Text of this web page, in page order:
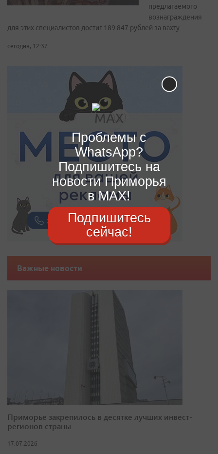
предлагаемого
вознаграждения
для этих специалистов достиг 189 847 рублей за вахту
сегодня, 12:37
Важные новости
Приморье закрепилось в десятке лучших инвест-
регионов страны
17.07.2026
Проблемы с
WhatsApp?
Подпишитесь на
новости Приморья
в MAX!
Подпишитесь
сейчас!